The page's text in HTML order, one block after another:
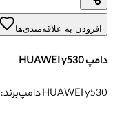
افزودن به علاقه‌مندی‌ها
دامپ HUAWEI y530
دامپ HUAWEI y530
برند: